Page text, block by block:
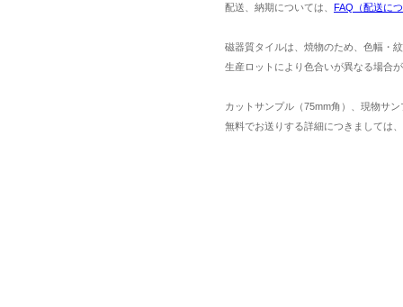
配送、納期については、 FAQ（配送に
磁器質タイルは、焼物のため、色幅・
生産ロットにより色合いが異なる場合
カットサンプル（75mm角）、現物サン
無料でお送りする詳細につきましては、